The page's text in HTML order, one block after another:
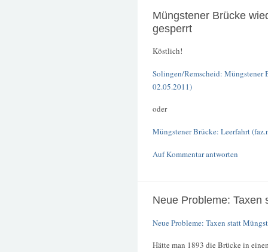
Müngstener Brücke
gesperrt
Köstlich!
Solingen/Remscheid: Müngstener
02.05.2011)
oder
Müngstener Brücke: Leerfahrt
Auf Kommentar antworten
Neue Probleme: Taxen
Neue Probleme: Taxen statt
Hätte man 1893 die Brücke in